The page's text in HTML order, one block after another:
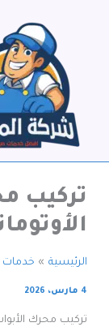
تركيب
الرئيسية خدمات
4 مارس، 2026
تركيب محرك